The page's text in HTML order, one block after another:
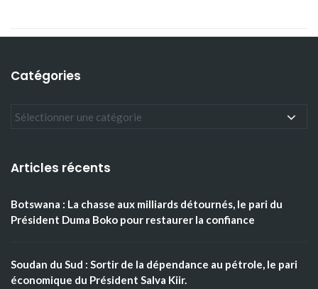
Catégories
Articles récents
Botswana : La chasse aux milliards détournés, le pari du
Président Duma Boko pour restaurer la confiance
Soudan du Sud : Sortir de la dépendance au pétrole, le pari
économique du Président Salva Kiir.